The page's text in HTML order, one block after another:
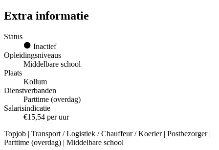
Extra informatie
Status
Inactief
Opleidingsniveaus
Middelbare school
Plaats
Kollum
Dienstverbanden
Parttime (overdag)
Salarisindicatie
€15,54 per uur
Topjob | Transport / Logistiek / Chauffeur / Koerier | Postbezorger |
Parttime (overdag) | Middelbare school